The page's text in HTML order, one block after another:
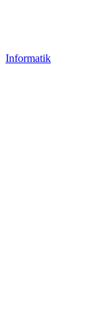
Informatik